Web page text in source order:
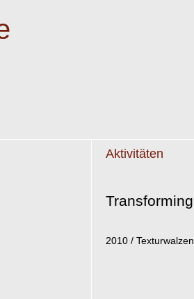
Aktivitäten
2010 /